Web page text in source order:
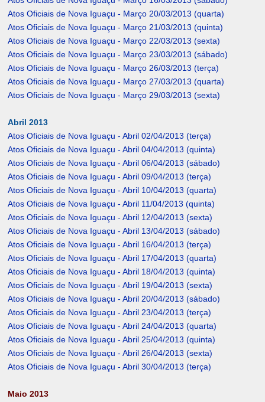
Atos Oficiais de Nova Iguaçu - Março 20/03/2013 (quarta)
Atos Oficiais de Nova Iguaçu - Março 21/03/2013 (quinta)
Atos Oficiais de Nova Iguaçu - Março 22/03/2013 (sexta)
Atos Oficiais de Nova Iguaçu - Março 23/03/2013 (sábado)
Atos Oficiais de Nova Iguaçu - Março 26/03/2013 (terça)
Atos Oficiais de Nova Iguaçu - Março 27/03/2013 (quarta)
Atos Oficiais de Nova Iguaçu - Março 29/03/2013 (sexta)
Abril 2013
Atos Oficiais de Nova Iguaçu - Abril 02/04/2013 (terça)
Atos Oficiais de Nova Iguaçu - Abril 04/04/2013 (quinta)
Atos Oficiais de Nova Iguaçu - Abril 06/04/2013 (sábado)
Atos Oficiais de Nova Iguaçu - Abril 09/04/2013 (terça)
Atos Oficiais de Nova Iguaçu - Abril 10/04/2013 (quarta)
Atos Oficiais de Nova Iguaçu - Abril 11/04/2013 (quinta)
Atos Oficiais de Nova Iguaçu - Abril 12/04/2013 (sexta)
Atos Oficiais de Nova Iguaçu - Abril 13/04/2013 (sábado)
Atos Oficiais de Nova Iguaçu - Abril 16/04/2013 (terça)
Atos Oficiais de Nova Iguaçu - Abril 17/04/2013 (quarta)
Atos Oficiais de Nova Iguaçu - Abril 18/04/2013 (quinta)
Atos Oficiais de Nova Iguaçu - Abril 19/04/2013 (sexta)
Atos Oficiais de Nova Iguaçu - Abril 20/04/2013 (sábado)
Atos Oficiais de Nova Iguaçu - Abril 23/04/2013 (terça)
Atos Oficiais de Nova Iguaçu - Abril 24/04/2013 (quarta)
Atos Oficiais de Nova Iguaçu - Abril 25/04/2013 (quinta)
Atos Oficiais de Nova Iguaçu - Abril 26/04/2013 (sexta)
Atos Oficiais de Nova Iguaçu - Abril 30/04/2013 (terça)
Maio 2013